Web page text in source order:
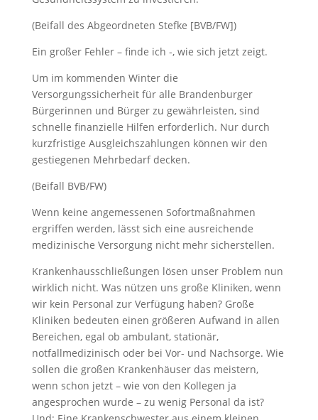
(Beifall des Abgeordneten Stefke [BVB/FW])
Ein großer Fehler – finde ich -, wie sich jetzt zeigt.
Um im kommenden Winter die
Versorgungssicherheit für alle Brandenburger
Bürgerinnen und Bürger zu gewährleisten, sind
schnelle finanzielle Hilfen erforderlich. Nur durch
kurzfristige Ausgleichszahlungen können wir den
gestiegenen Mehrbedarf decken.
(Beifall BVB/FW)
Wenn keine angemessenen Sofortmaßnahmen
ergriffen werden, lässt sich eine ausreichende
medizinische Versorgung nicht mehr sicherstellen.
Krankenhausschließungen lösen unser Problem nun
wirklich nicht. Was nützen uns große Kliniken, wenn
wir kein Personal zur Verfügung haben? Große
Kliniken bedeuten einen größeren Aufwand in allen
Bereichen, egal ob ambulant, stationär,
notfallmedizinisch oder bei Vor- und Nachsorge. Wie
sollen die großen Krankenhäuser das meistern,
wenn schon jetzt – wie von den Kollegen ja
angesprochen wurde – zu wenig Personal da ist?